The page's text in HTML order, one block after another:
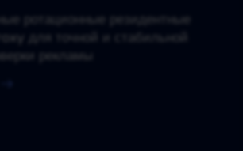
ротационные резидентные
для точной и стабильной
рекламы